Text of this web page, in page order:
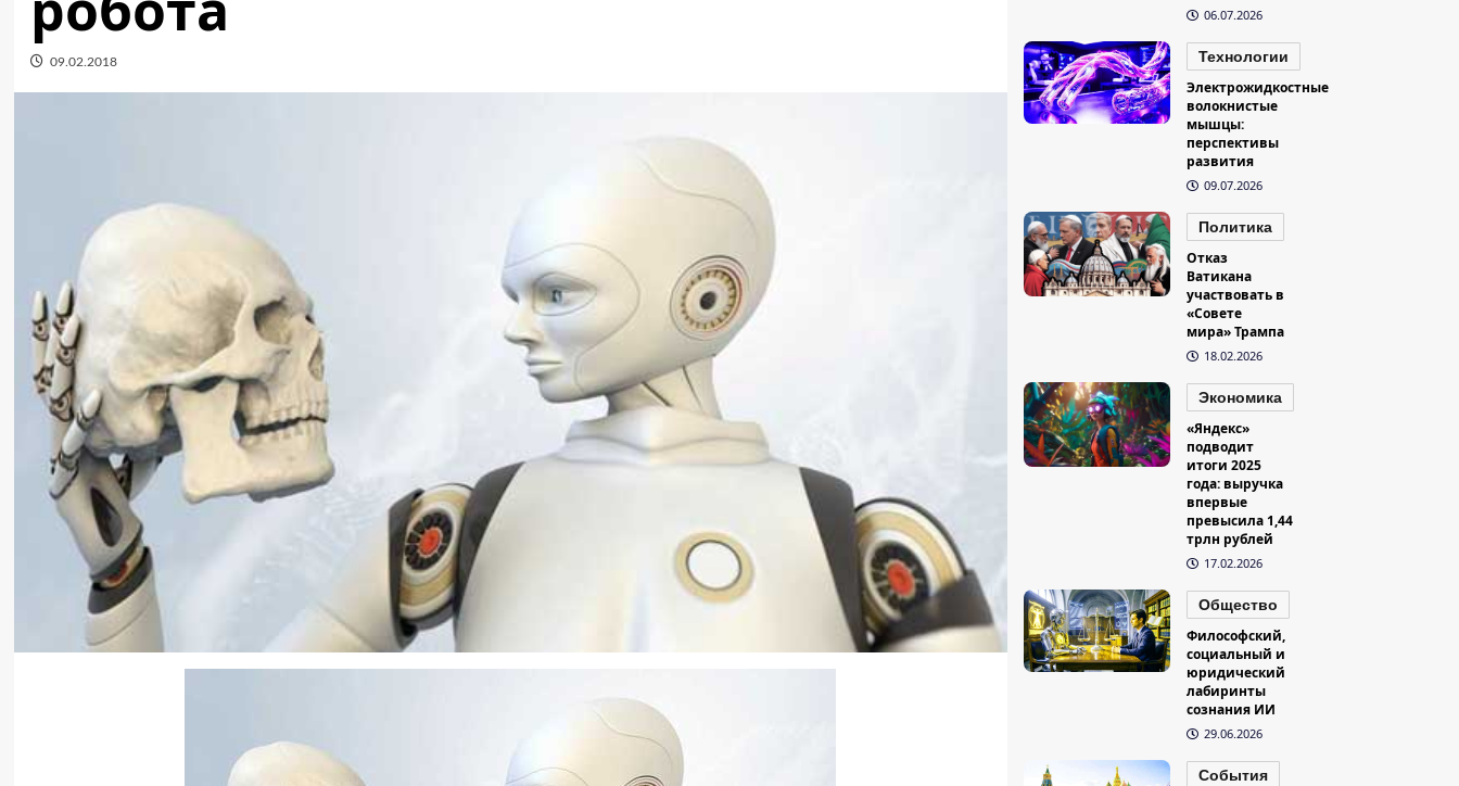
09.02.2018
06.07.2026
Технологии
Электрожидкостные
волокнистые
мышцы:
перспективы
развития
09.07.2026
Политика
Отказ
Ватикана
участвовать в
«Совете
мира» Трампа
18.02.2026
Экономика
«Яндекс»
подводит
итоги 2025
года: выручка
впервые
превысила 1,44
трлн рублей
17.02.2026
Общество
Философский,
социальный и
юридический
лабиринты
сознания ИИ
29.06.2026
События